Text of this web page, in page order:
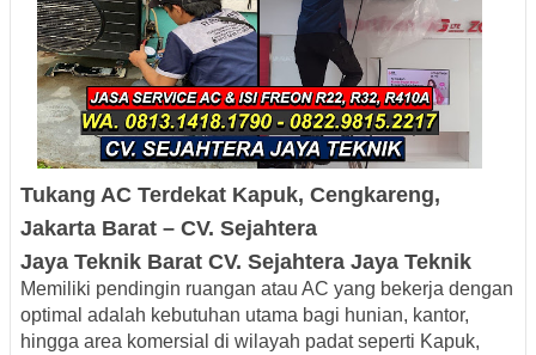
Tukang AC Terdekat Kapuk, Cengkareng,
Jakarta Barat – CV. Sejahtera
Jaya Teknik Barat CV. Sejahtera Jaya Teknik
Memiliki pendingin ruangan atau AC yang bekerja dengan
optimal adalah kebutuhan utama bagi hunian, kantor,
hingga area komersial di wilayah padat seperti Kapuk,